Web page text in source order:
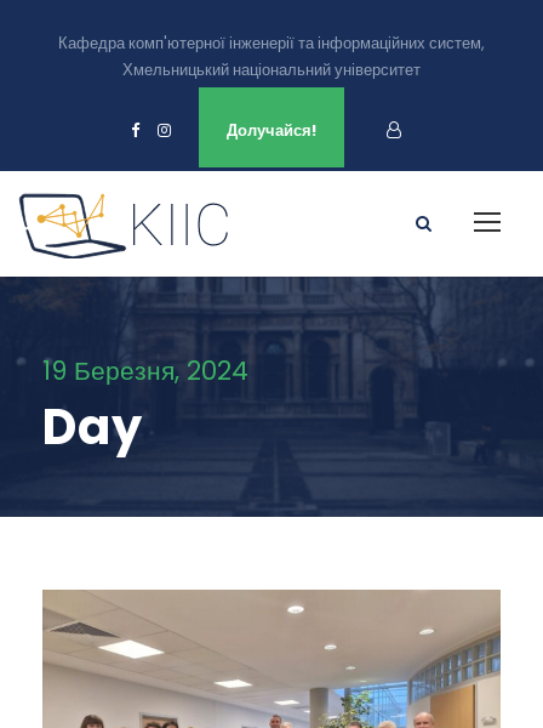
Кафедра комп'ютерної інженерії та інформаційних систем,
Хмельницький національний університет
Долучайся!
19 Березня, 2024
Day